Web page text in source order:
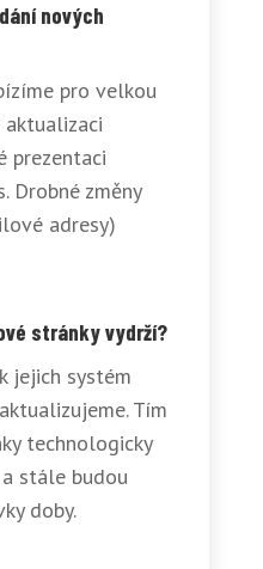
nových
pro velkou
aktualizaci
prezentaci
Drobné změny
adresy)
stránky vydrží?
jejich systém
Tím
technologicky
stále budou
doby.